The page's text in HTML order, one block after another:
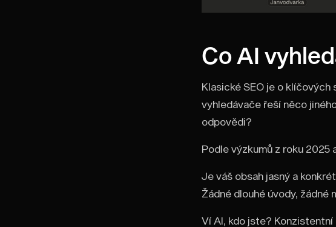
Co AI
Klasické SEO je o
vyhledávače řeší něco
odpovědi?
Podle výzkumů z roku
Je váš obsah jasný a
Žádné dlouhé úvody, žádné
Ví AI, kdo jste?